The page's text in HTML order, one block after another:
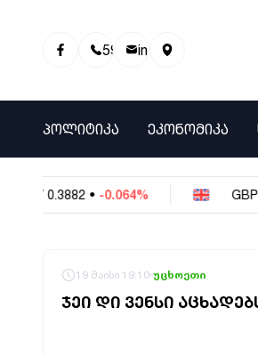
595 01 81 00info@info9.ge
ᲞᲝᲚᲘᲢᲘᲙᲐ ᲔᲙᲝᲜᲝᲛᲘᲙᲐ
0.3882 • -0.064% GBP
19 მაისი 19:10 უცხოეთი
ᲯᲔᲘ ᲓᲘ ᲕᲔᲜᲡᲘ